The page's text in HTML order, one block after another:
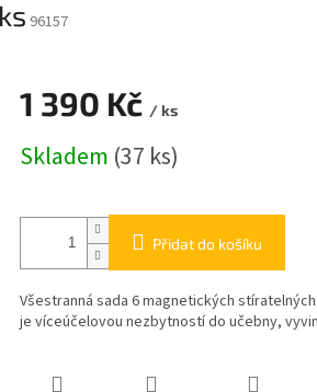
96157
1 390 Kč / ks
cena:
Skladem (37 ks)
Přidat do košíku
Všestranná sada 6 magnetických
je víceúčelovou nezbytností do učebny,